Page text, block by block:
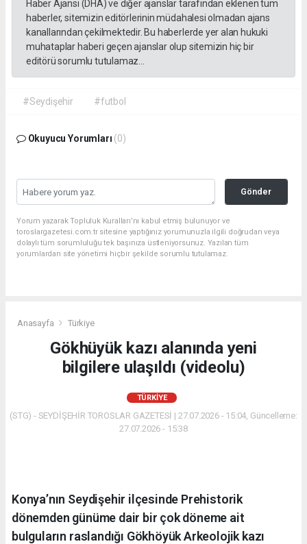
Haber Ajansı (DHA) ve diğer ajanslar tarafından eklenen tüm
haberler, sitemizin editörlerinin müdahalesi olmadan ajans
kanallarından çekilmektedir. Bu haberlerde yer alan hukuki
muhataplar haberi geçen ajanslar olup sitemizin hiç bir
editörü sorumlu tutulamaz...
#Seydişehir #futbol
Okuyucu Yorumları (0)
Gönder
Yorum yazarak Topluluk Kuralları’nı kabul etmiş bulunuyor ve
toroslargazetesi.com.tr sitesine yaptığınız yorumunuzla ilgili doğrudan veya
dolaylı tüm sorumluluğu tek başınıza üstleniyorsunuz. Yazılan tüm
yorumlardan site yönetimi hiçbir şekilde sorumlu tutulamaz.
Anasayfa Türkiye
Gökhüyük kazı alanında yeni
bilgilere ulaşıldı (videolu)
TÜRKIYE
(STG) - SEYDİŞEHİR TOROSLAR GAZETESİ | 27.07.2026 - 15:04, Güncelleme:
27.07.2026 - 15:38
Konya’nın Seydişehir ilçesinde Prehistorik
dönemden günüme dair bir çok döneme ait
bulguların raslandığı Gökhöyük Arkeolojik kazı